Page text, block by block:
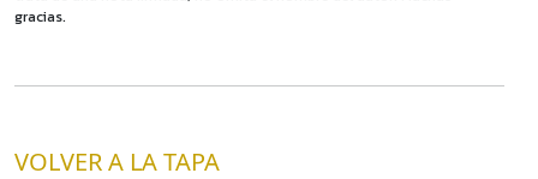
gracias.
VOLVER A LA TAPA